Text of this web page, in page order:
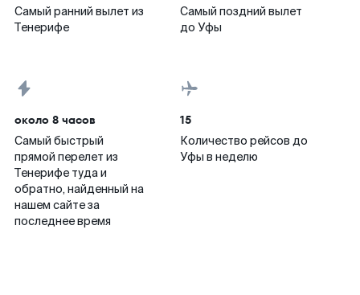
Самый ранний вылет из
Тенерифе
Самый поздний вылет
до Уфы
около 8 часов
Самый быстрый
прямой перелет из
Тенерифе туда и
обратно, найденный на
нашем сайте за
последнее время
15
Количество рейсов до
Уфы в неделю